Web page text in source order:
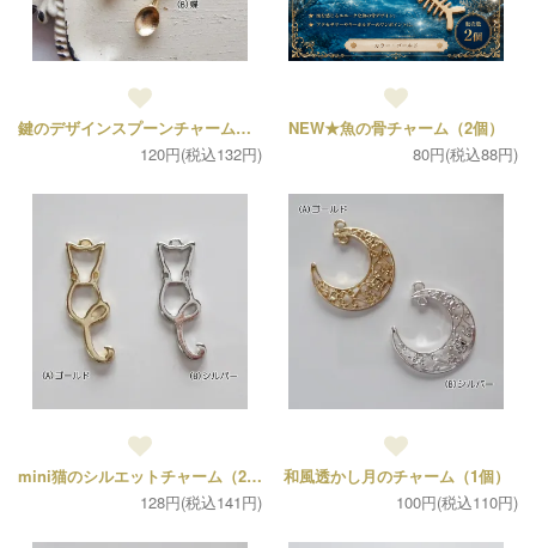
鍵のデザインスプーンチャーム（各2個）
120円(税込132円)
NEW★魚の骨チャーム（2個）
80円(税込88円)
mini猫のシルエットチャーム（2個）
128円(税込141円)
和風透かし月のチャーム（1個）
100円(税込110円)